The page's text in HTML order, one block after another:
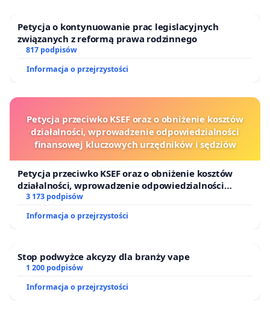
Petycja o kontynuowanie prac legislacyjnych
związanych z reformą prawa rodzinnego
817 podpisów
Informacja o przejrzystości
Petycja przeciwko KSEF oraz o obniżenie kosztów
działalności, wprowadzenie odpowiedzialności
finansowej kluczowych urzędników i sędziów
Petycja przeciwko KSEF oraz o obniżenie kosztów
działalności, wprowadzenie odpowiedzialności
finansowej kluczowych urzędników i sędziów
3 173 podpisów
Informacja o przejrzystości
Stop podwyżce akcyzy dla branży vape
1 200 podpisów
Informacja o przejrzystości